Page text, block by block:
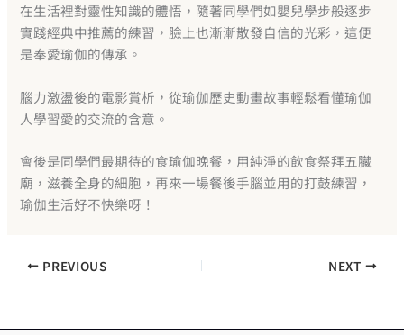
在生活裡對靈性知識的體悟，隨著同學們如嬰兒學步般逐步
實踐經典中推薦的練習，臉上也漸漸散發自信的光彩，這便
是奉愛瑜伽的傳承。
腦力激盪後的電影賞析，從瑜伽歷史動畫故事輕鬆看懂瑜伽
人學習愛的交流的含意。
會後是同學們最期待的食瑜伽晚餐，用純淨的飲食祭拜五臟
廟，滋養全身的細胞，再來一場餐後手腦並用的打鼓練習，
瑜伽生活好不快樂呀！
PREVIOUS NEXT